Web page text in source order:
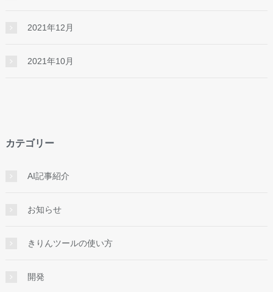
2021年12月
2021年10月
カテゴリー
AI記事紹介
お知らせ
きりんツールの使い方
開発